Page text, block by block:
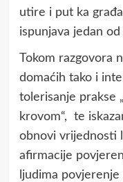
utire i put ka
ispunjava jedan
Tokom razgovora
domaćih tako i
tolerisanje prakse
krovom“, te
obnovi vrijednosti
afirmacije
ljudima